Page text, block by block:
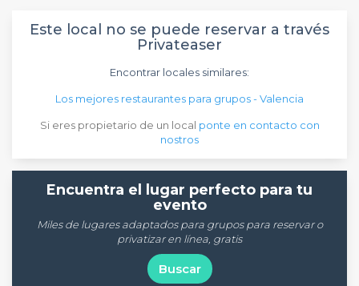
Este local no se puede reservar a través
Privateaser
Encontrar locales similares:
Los mejores restaurantes para grupos - Valencia
Si eres propietario de un local ponte en contacto con
nostros
Encuentra el lugar perfecto para tu
evento
Miles de lugares adaptados para grupos para reservar o
privatizar en línea, gratis
Buscar